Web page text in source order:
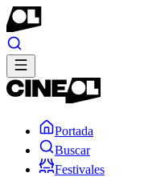
Portada
Buscar
Festivales